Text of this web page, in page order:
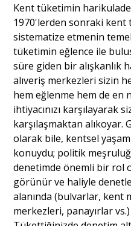
Kent tüketimin
1970'lerden sonraki kent
sistematize etmenin temel
tüketimin eğlence ile
süre giden bir alışkanlık
alıveriş merkezleri sizin
hem eğlenme hem de en
ihtiyacınızı karşılayarak
karşılaşmaktan
olarak bile, kentsel
konuydu; politik
denetimde önemli bir rol
görünür ve haliyle
alanında (bulvarlar, kent
merkezleri, panayırlar vs.)